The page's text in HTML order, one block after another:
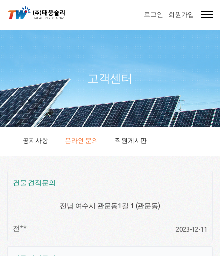
로그인 회원가입
고객센터
공지사항 온라인 문의 직원게시판
건물 견적문의
전남 여수시 관문동1길 1 (관문동)
전** 2023-12-11